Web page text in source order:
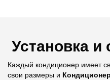
Установка и
Каждый кондиционер имеет
свои размеры и